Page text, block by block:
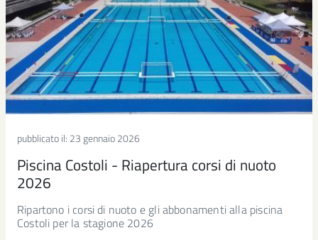
pubblicato il: 23 gennaio 2026
Piscina Costoli - Riapertura corsi di nuoto
2026
Ripartono i corsi di nuoto e gli abbonamenti alla piscina
Costoli per la stagione 2026